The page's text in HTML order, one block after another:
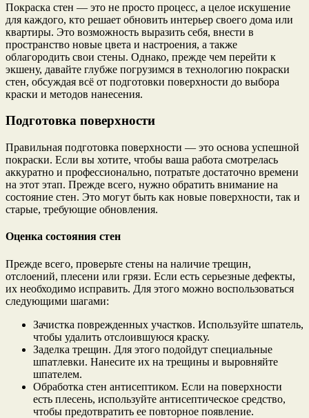
Покраска стен — это не просто процесс, а целое искушение
для каждого, кто решает обновить интерьер своего дома или
квартиры. Это возможность выразить себя, внести в
пространство новые цвета и настроения, а также
облагородить свои стены. Однако, прежде чем перейти к
экшену, давайте глубже погрузимся в технологию покраски
стен, обсуждая всё от подготовки поверхности до выбора
краски и методов нанесения.
Подготовка поверхности
Правильная подготовка поверхности — это основа успешной
покраски. Если вы хотите, чтобы ваша работа смотрелась
аккуратно и профессионально, потратьте достаточно времени
на этот этап. Прежде всего, нужно обратить внимание на
состояние стен. Это могут быть как новые поверхности, так и
старые, требующие обновления.
Оценка состояния стен
Прежде всего, проверьте стены на наличие трещин,
отслоений, плесени или грязи. Если есть серьезные дефекты,
их необходимо исправить. Для этого можно воспользоваться
следующими шагами:
Зачистка поврежденных участков. Используйте шпатель,
чтобы удалить отслоившуюся краску.
Заделка трещин. Для этого подойдут специальные
шпатлевки. Нанесите их на трещины и выровняйте
шпателем.
Обработка стен антисептиком. Если на поверхности
есть плесень, используйте антисептическое средство,
чтобы предотвратить ее повторное появление.